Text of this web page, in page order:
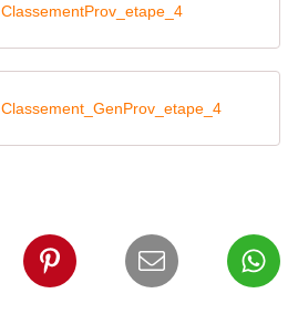
ClassementProv_etape_4
Classement_GenProv_etape_4